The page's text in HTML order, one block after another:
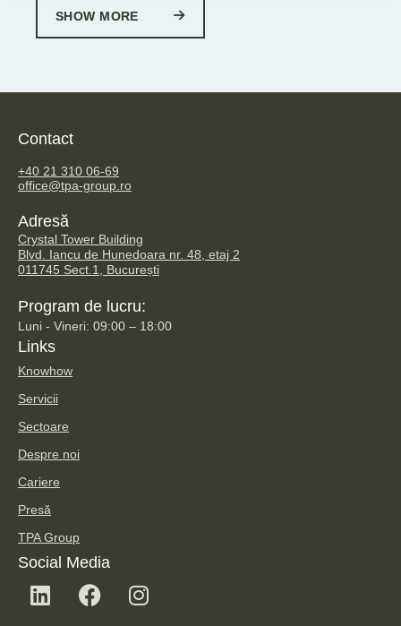
SHOW MORE
Contact
+40 21 310 06-69
office@tpa-group.ro
Adresă
Crystal Tower Building
Blvd. Iancu de Hunedoara nr. 48, etaj 2
011745 Sect.1, București
Program de lucru:
Luni - Vineri: 09:00 – 18:00
Links
Knowhow
Servicii
Sectoare
Despre noi
Cariere
Presă
TPA Group
Social Media